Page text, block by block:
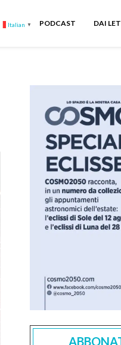
Italian ▼ PODCAST DAI